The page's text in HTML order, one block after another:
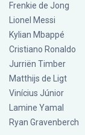
Frenkie de Jong
Lionel Messi
Kylian Mbappé
Cristiano Ronaldo
Jurriën Timber
Matthijs de Ligt
Vinícius Júnior
Lamine Yamal
Ryan Gravenberch